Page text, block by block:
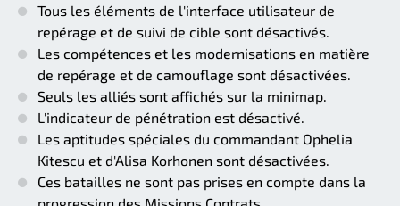
Tous les éléments de l'interface utilisateur de
repérage et de suivi de cible sont désactivés.
Les compétences et les modernisations en matière
de repérage et de camouflage sont désactivées.
Seuls les alliés sont affichés sur la minimap.
L'indicateur de pénétration est désactivé.
Les aptitudes spéciales du commandant Ophelia
Kitescu et d'Alisa Korhonen sont désactivées.
Ces batailles ne sont pas prises en compte dans la
progression des Missions Contrats.